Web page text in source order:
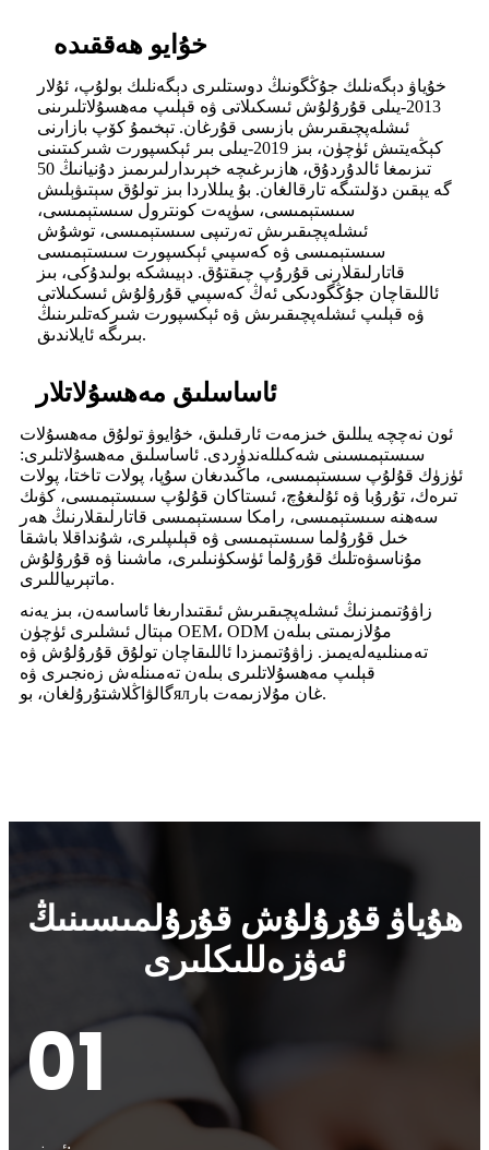
خۇايو ھەققىدە
خۇياۋ دېگەنلىك جۇڭگونىڭ دوستلىرى دېگەنلىك بولۇپ، ئۇلار
2013-يىلى قۇرۇلۇش ئىسكىلاتى ۋە قېلىپ مەھسۇلاتلىرىنى
ئىشلەپچىقىرىش بازىسى قۇرغان. تېخىمۇ كۆپ بازارنى
كېڭەيتىش ئۈچۈن، بىز 2019-يىلى بىر ئېكسپورت شىركىتىنى
تىزىمغا ئالدۇردۇق، ھازىرغىچە خېرىدارلىرىمىز دۇنيانىڭ 50
گە يېقىن دۆلىتىگە تارقالغان. بۇ يىللاردا بىز تولۇق سېتىۋېلىش
سىستېمىسى، سۈپەت كونترول سىستېمىسى،
ئىشلەپچىقىرىش تەرتىپى سىستېمىسى، توشۇش
سىستېمىسى ۋە كەسپىي ئېكسپورت سىستېمىسى
قاتارلىقلارنى قۇرۇپ چىقتۇق. دېيىشكە بولىدۇكى، بىز
ئاللىقاچان جۇڭگودىكى ئەڭ كەسپىي قۇرۇلۇش ئىسكىلاتى
ۋە قېلىپ ئىشلەپچىقىرىش ۋە ئېكسپورت شىركەتلىرىنىڭ
بىرىگە ئايلاندىق.
ئاساسلىق مەھسۇلاتلار
ئون نەچچە يىللىق خىزمەت ئارقىلىق، خۇايوۋ تولۇق مەھسۇلات
سىستېمىسىنى شەكىللەندۈردى. ئاساسلىق مەھسۇلاتلىرى:
ئۈزۈك قۇلۇپ سىستېمىسى، ماڭىدىغان سۇپا، پولات تاختا، پولات
تىرەك، تۇرۇبا ۋە ئۇلىغۇچ، ئىستاكان قۇلۇپ سىستېمىسى، كۋىك
سەھنە سىستېمىسى، رامكا سىستېمىسى قاتارلىقلارنىڭ ھەر
خىل قۇرۇلما سىستېمىسى ۋە قېلىپلىرى، شۇنداقلا باشقا
مۇناسىۋەتلىك قۇرۇلما ئۈسكۈنىلىرى، ماشىنا ۋە قۇرۇلۇش
ماتېرىياللىرى.
زاۋۇتىمىزنىڭ ئىشلەپچىقىرىش ئىقتىدارىغا ئاساسەن، بىز يەنە
مېتال ئىشلىرى ئۈچۈن OEM، ODM مۇلازىمىتى بىلەن
تەمىنلىيەلەيمىز. زاۋۇتىمىزدا ئاللىقاچان تولۇق قۇرۇلۇش ۋە
قېلىپ مەھسۇلاتلىرى بىلەن تەمىنلەش زەنجىرى ۋە
گالۋاڭلاشتۇرۇلغان، بوялغان مۇلازىمەت بار.
ھۇياۋ قۇرۇلۇش قۇرۇلمىسىنىڭ
ئەۋزەللىكلىرى
01